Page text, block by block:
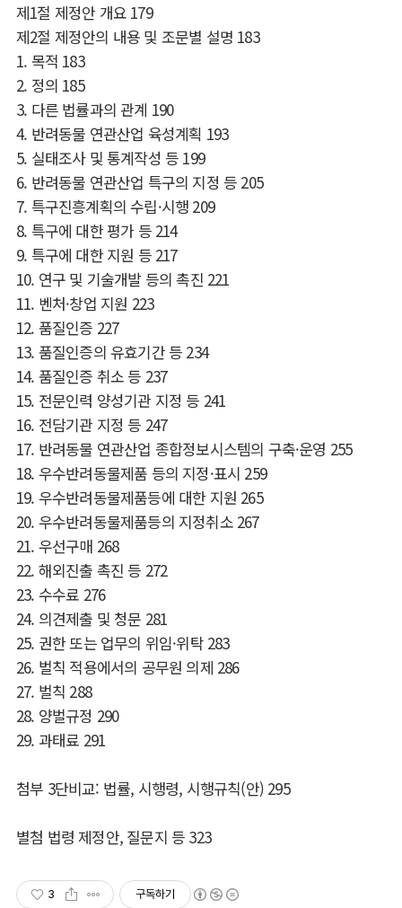
제1절 제정안 개요 179
제2절 제정안의 내용 및 조문별 설명 183
1. 목적 183
2. 정의 185
3. 다른 법률과의 관계 190
4. 반려동물 연관산업 육성계획 193
5. 실태조사 및 통계작성 등 199
6. 반려동물 연관산업 특구의 지정 등 205
7. 특구진흥계획의 수립·시행 209
8. 특구에 대한 평가 등 214
9. 특구에 대한 지원 등 217
10. 연구 및 기술개발 등의 촉진 221
11. 벤처·창업 지원 223
12. 품질인증 227
13. 품질인증의 유효기간 등 234
14. 품질인증 취소 등 237
15. 전문인력 양성기관 지정 등 241
16. 전담기관 지정 등 247
17. 반려동물 연관산업 종합정보시스템의 구축·운영 255
18. 우수반려동물제품 등의 지정·표시 259
19. 우수반려동물제품등에 대한 지원 265
20. 우수반려동물제품등의 지정취소 267
21. 우선구매 268
22. 해외진출 촉진 등 272
23. 수수료 276
24. 의견제출 및 청문 281
25. 권한 또는 업무의 위임·위탁 283
26. 벌칙 적용에서의 공무원 의제 286
27. 벌칙 288
28. 양벌규정 290
29. 과태료 291
첨부 3단비교: 법률, 시행령, 시행규칙(안) 295
별첨 법령 제정안, 질문지 등 323
3 구독하기